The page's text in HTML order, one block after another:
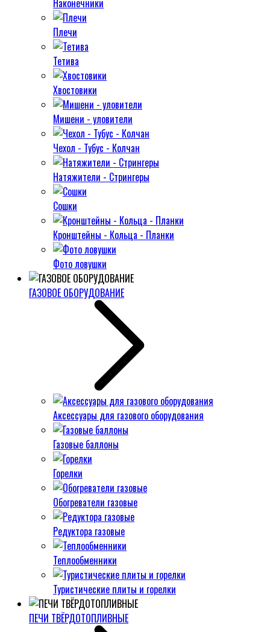
Наконечники
Плечи
Тетива
Хвостовики
Мишени - уловители
Чехол - Тубус - Колчан
Натяжители - Стрингеры
Сошки
Кронштейны - Кольца - Планки
Фото ловушки
ГАЗОВОЕ ОБОРУДОВАНИЕ
Аксессуары для газового оборудования
Газовые баллоны
Горелки
Обогреватели газовые
Редуктора газовые
Теплообменники
Туристические плиты и горелки
ПЕЧИ ТВЁРДОТОПЛИВНЫЕ